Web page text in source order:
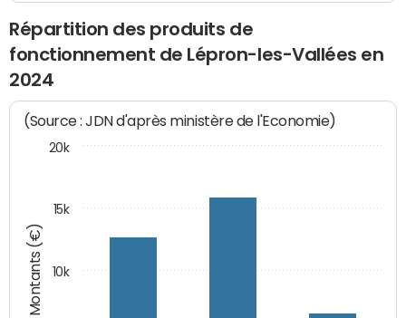
Répartition des produits de
fonctionnement de Lépron-les-Vallées en
2024
Montants (€)
(Source : JDN d'après ministère de l'Economie)
10k
15k
20k